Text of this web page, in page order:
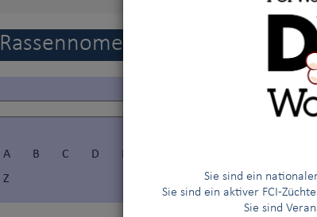
Sie sind ein
Sie sind ein aktiver FCI-
Sie sind
Rassennomenklatur der FCI
A B C D E
Z